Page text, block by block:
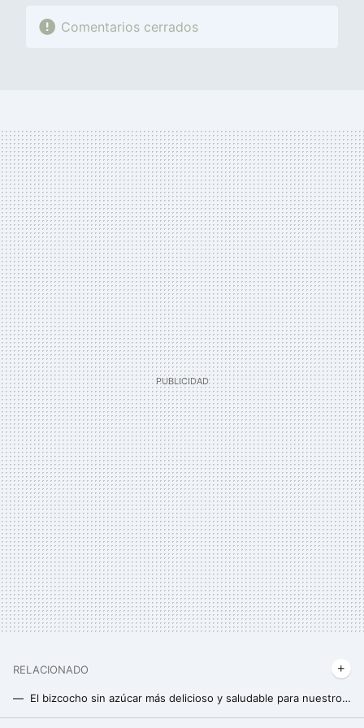
Comentarios cerrados
RELACIONADO
El bizcocho sin azúcar más delicioso y saludable para nuestros desayunos, se prepara con avena y sólo cinco ingredientes más